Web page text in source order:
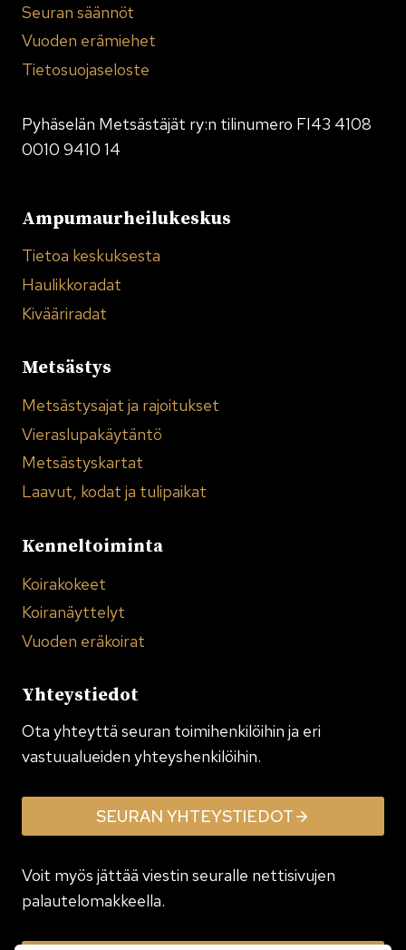
Seuran säännöt
Vuoden erämiehet
Tietosuojaseloste
Pyhäselän Metsästäjät ry:n tilinumero FI43 4108
0010 9410 14
Ampumaurheilukeskus
Tietoa keskuksesta
Haulikkoradat
Kivääriradat
Metsästys
Metsästysajat ja rajoitukset
Vieraslupakäytäntö
Metsästyskartat
Laavut, kodat ja tulipaikat
Kenneltoiminta
Koirakokeet
Koiranäyttelyt
Vuoden eräkoirat
Yhteystiedot
Ota yhteyttä seuran toimi­henkilöihin ja eri
vastuualueiden yhteyshenkilöihin.
SEURAN YHTEYSTIEDOT
Voit myös jättää viestin seuralle nettisivujen
palautelomakkeella.